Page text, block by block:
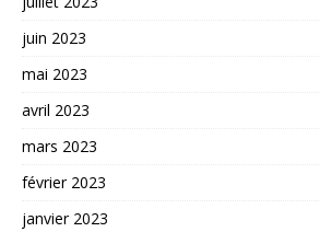
juin 2023
mai 2023
avril 2023
mars 2023
février 2023
janvier 2023